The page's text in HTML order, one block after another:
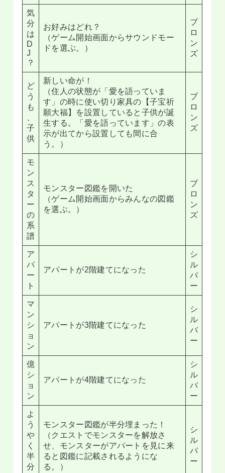
気
分
は
D
J
？
お好みはどれ？
（ゲーム開始画面からサウンドモー
ドを選ぶ。）
ブ
ロ
ン
ズ
ど
う
も
子
供
新しい命が！
（住人の状態が「愛を語っていま
す」の時に使い切り家具の【子宝祈
願大福】を設置していると子供が誕
生する。「愛を語っています」の表
示が出てから設置しても間に合
う。）
ブ
ロ
ン
ズ
モ
ン
ス
タ
ー
の
系
譜
モンスター図鑑を開いた
（ゲーム開始画面からみんなの図鑑
を選ぶ。）
ブ
ロ
ン
ズ
ア
パ
ー
ト
アパートが2階建てになった
シ
ル
バ
ー
マ
ン
シ
ョ
ン
アパートが3階建てになった
シ
ル
バ
ー
億
シ
ョ
ン
アパートが4階建てになった
シ
ル
バ
ー
よ
う
や
く
半
分
モンスター図鑑が半分埋まった！
（クエストでモンスターを解放さ
せ、モンスターがアパートを見に来
ると図鑑に記載されるようにな
る。）
シ
ル
バ
ー